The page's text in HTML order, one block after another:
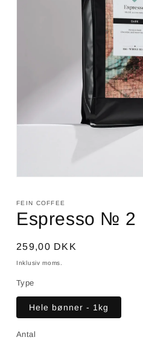
FEIN COFFEE
Espresso № 2
Normalpris
259,00 DKK
Inklusiv moms.
Type
Hele bønner - 1kg
Antal